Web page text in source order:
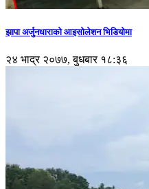
झापा अर्जुनधाराको आइसोलेशन भिडियोमा
२४ भाद्र २०७७, बुधबार १८:३६